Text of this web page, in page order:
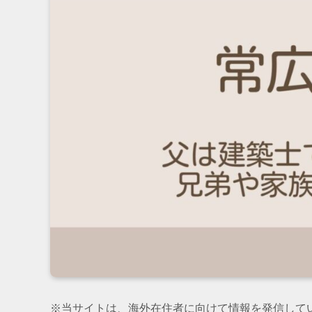
※当サイトは、海外在住者に向けて情報を発信して